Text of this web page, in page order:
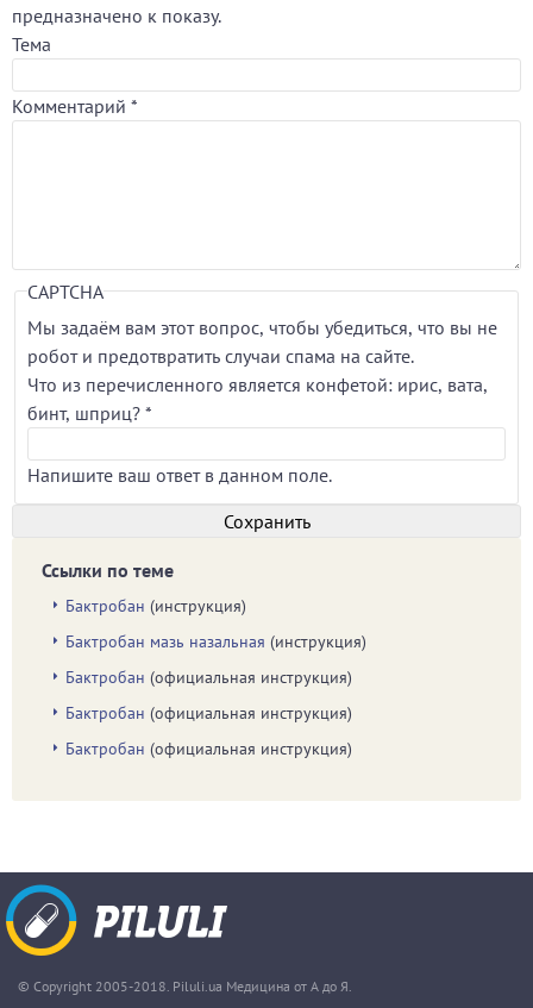
предназначено к показу.
Тема
Комментарий *
CAPTCHA
Мы задаём вам этот вопрос, чтобы убедиться, что вы не
робот и предотвратить случаи спама на сайте.
Что из перечисленного является конфетой: ирис, вата,
бинт, шприц? *
Напишите ваш ответ в данном поле.
Ссылки по теме
Бактробан (инструкция)
Бактробан мазь назальная (инструкция)
Бактробан (официальная инструкция)
Бактробан (официальная инструкция)
Бактробан (официальная инструкция)
© Copyright 2005-2018. Piluli.ua Медицина от А до Я.